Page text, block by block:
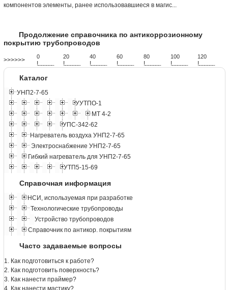
компонентов элементы, ранее использовавшиеся в магис...
Продолжение справочника по антикоррозионному
покрытию трубопроводов
>>>>>> 0
!...................
20
!...................
40
!...................
60
!...................
80
!...................
100
!...................
120
!...................
Каталог
УНП2-7-65
УУТПО-1
МТ 4-2
УПС-342-62
Нагреватель воздуха УНП2-7-65
Электроснабжение УНП2-7-65
Гибкий нагреватель для УНП2-7-65
УТП5-15-69
Справочная информация
НСИ, используемая при разработке
Технологические трубопроводы
Устройство трубопроводов
Справочник по антикор. покрытиям
Часто задаваемые вопросы
1. Как подготовиться к работе?
2. Как подготовить поверхность?
3. Как нанести праймер?
4. Как нанести мастику?